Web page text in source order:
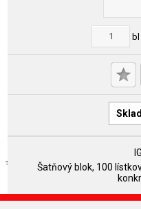
bl
Šatňový blok, 100